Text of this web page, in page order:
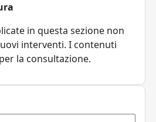
in questa sezione non
interventi. I contenuti
la consultazione.